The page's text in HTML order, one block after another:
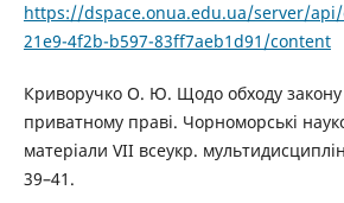
https://dspace.onua.edu.ua/server/
21e9-4f2b-b597-83ff7aeb1d91/content
Криворучко О. Ю. Щодо обходу
приватному праві. Чорноморські
матеріали VII всеукр.
39–41.